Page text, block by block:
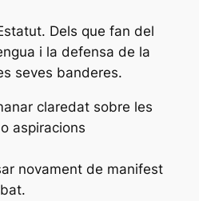
Dels que fan del
i la defensa de la
seves banderes.
claredat sobre les
aspiracions
novament de manifest